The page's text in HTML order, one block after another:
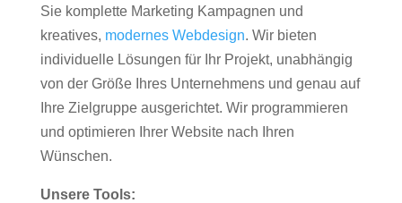
Sie komplette Marketing Kampagnen und
kreatives, modernes Webdesign. Wir bieten
individuelle Lösungen für Ihr Projekt, unabhängig
von der Größe Ihres Unternehmens und genau auf
Ihre Zielgruppe ausgerichtet. Wir programmieren
und optimieren Ihrer Website nach Ihren
Wünschen.
Unsere Tools: